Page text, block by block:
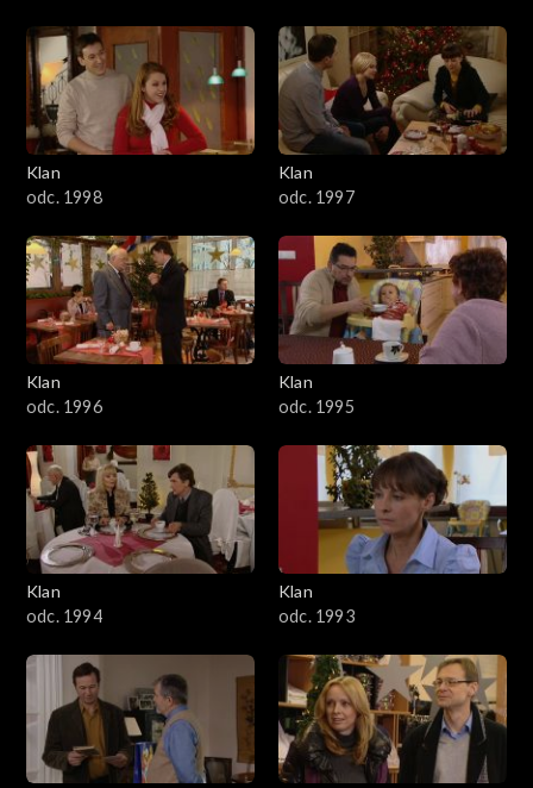
4301–4400
4201–4300
4101–4200
3901–4000
3801–3900
3701–3800
3601–3700
3501–3600
3401–3500
3201–3300
3101–3200
Klan
odc. 1998
Klan
odc. 1997
Klan
odc. 1996
Klan
odc. 1995
Klan
odc. 1994
Klan
odc. 1993